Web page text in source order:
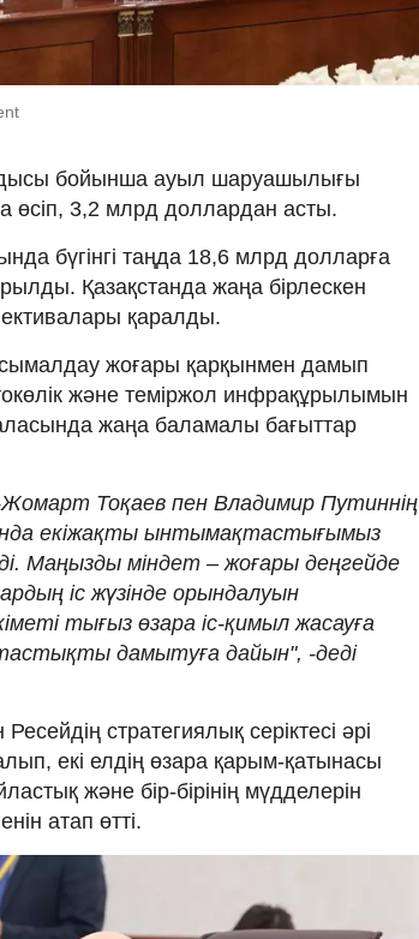
бойынша ауыл шаруашылығы
өсіп, 3,2 млрд доллардан асты.
бүгінгі таңда 18,6 млрд долларға
Қазақстанда жаңа бірлескен
қаралды.
жоғары қарқынмен дамып
және теміржол инфрақұрылымын
жаңа баламалы бағыттар
Тоқаев пен Владимир Путиннің
екіжақты ынтымақтастығымыз
Маңызды міндет – жоғары деңгейде
іс жүзінде орындалуын
тығыз өзара іс-қимыл жасауға
дамытуға дайын", -деді
стратегиялық серіктесі әрі
екі елдің өзара қарым-қатынасы
және бір-бірінің мүдделерін
атап өтті.